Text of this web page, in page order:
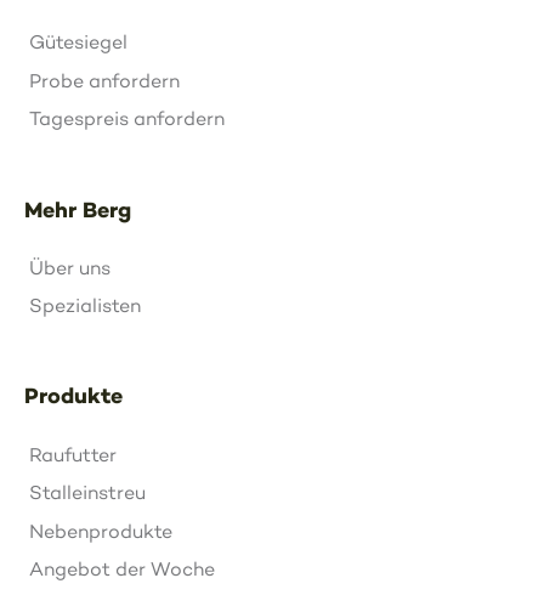
Gütesiegel
Probe anfordern
Tagespreis anfordern
Mehr Berg
Über uns
Spezialisten
Produkte
Raufutter
Stalleinstreu
Nebenprodukte
Angebot der Woche